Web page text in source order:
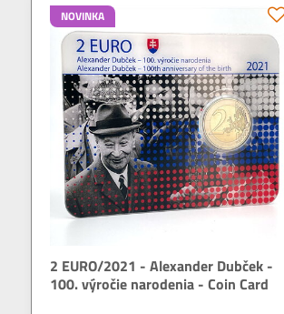
NOVINKA
2 EURO/2021 - Alexander Dubček -
100. výročie narodenia - Coin Card